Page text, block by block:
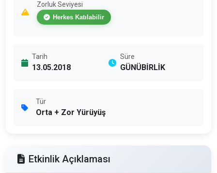
Zorluk Seviyesi
Herkes Katılabilir
Tarih
13.05.2018
Süre
GÜNÜBİRLİK
Tür
Orta + Zor Yürüyüş
Etkinlik Açıklaması